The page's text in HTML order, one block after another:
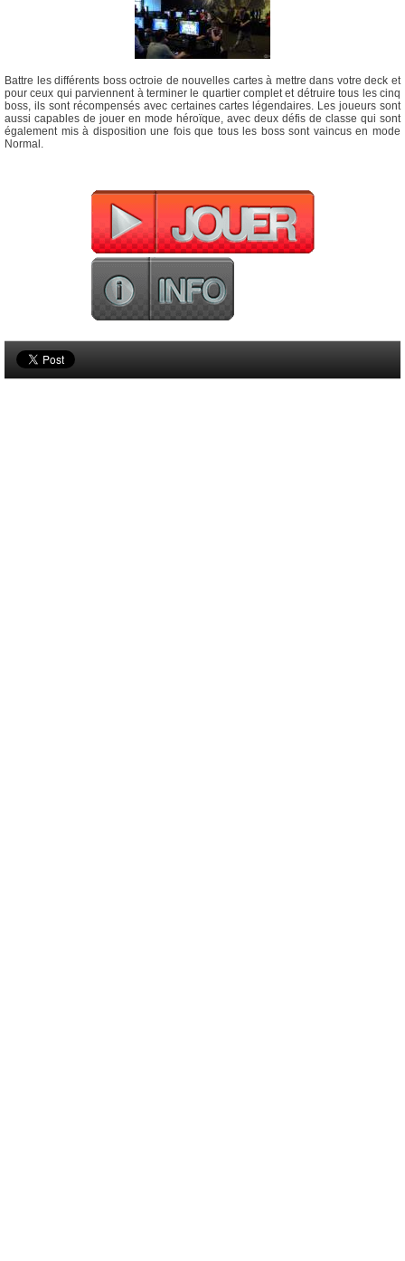
Battre les différents boss octroie de nouvelles cartes à mettre dans votre deck et
pour ceux qui parviennent à terminer le quartier complet et détruire tous les cinq
boss, ils sont récompensés avec certaines cartes légendaires. Les joueurs sont
aussi capables de jouer en mode héroïque, avec deux défis de classe qui sont
également mis à disposition une fois que tous les boss sont vaincus en mode
Normal.